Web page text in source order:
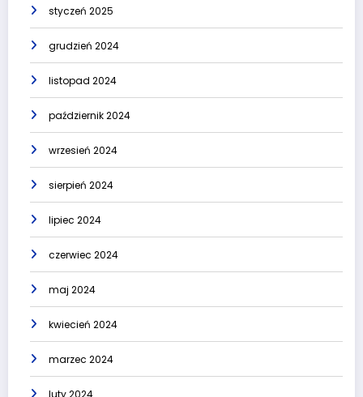
styczeń 2025
grudzień 2024
listopad 2024
październik 2024
wrzesień 2024
sierpień 2024
lipiec 2024
czerwiec 2024
maj 2024
kwiecień 2024
marzec 2024
luty 2024